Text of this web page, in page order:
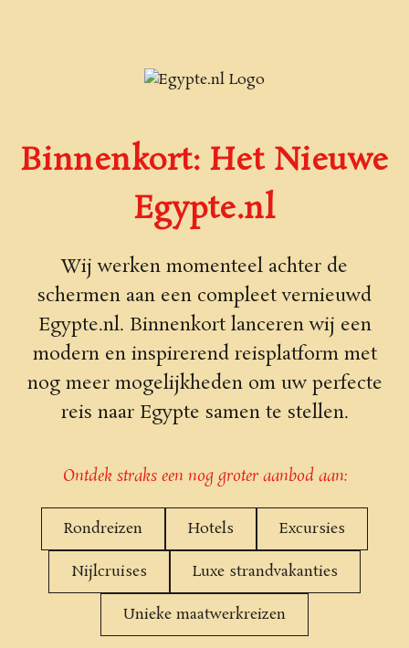
Binnenkort: Het Nieuwe
Egypte.nl
Wij werken momenteel achter de
schermen aan een compleet vernieuwd
Egypte.nl. Binnenkort lanceren wij een
modern en inspirerend reisplatform met
nog meer mogelijkheden om uw perfecte
reis naar Egypte samen te stellen.
Ontdek straks een nog groter aanbod aan:
Rondreizen Hotels Excursies
Nijlcruises Luxe strandvakanties
Unieke maatwerkreizen